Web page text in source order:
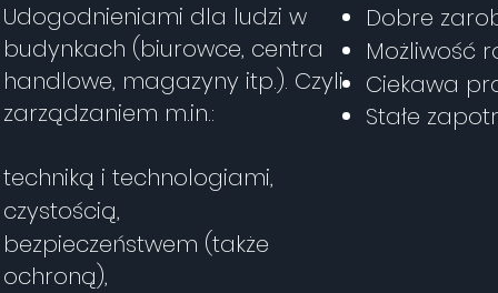
Udogodnieniami dla ludzi w
budynkach (biurowce, centra
handlowe, magazyny itp.). Czyli
zarządzaniem m.in.:
techniką i technologiami,
czystością,
bezpieczeństwem (także
ochroną),
Dobre
Możliwość
Ciekawa
Stałe